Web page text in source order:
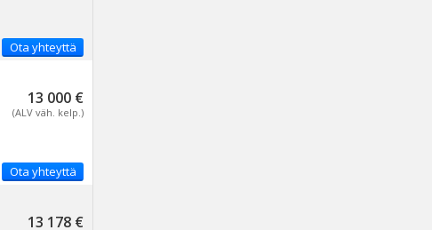
Ota yhteyttä
13 000 €
(ALV väh. kelp.)
Ota yhteyttä
13 178 €